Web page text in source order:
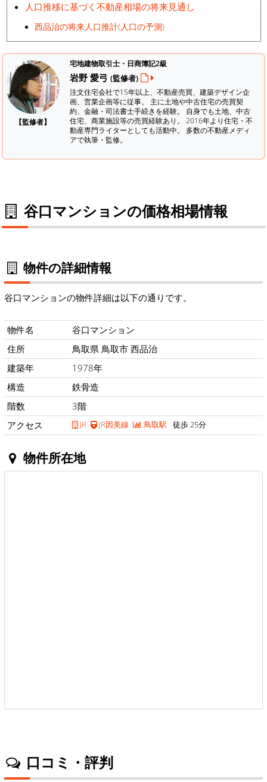
人口推移に基づく不動産相場の将来見通し
西品治の将来人口推計(人口の予測)
【監修者】
宅地建物取引士・日商簿記2級
岩野 愛弓 (監修者)
注文住宅会社で15年以上、不動産売買、建築デザイン企
画、営業企画等に従事。 主に土地や中古住宅の売買契
約、金融・司法書士手続きを経験。 自身でも土地、中古
住宅、商業施設等の売買経験あり。 2016年より住宅・不
動産専門ライターとしても活動中。 多数の不動産メディ
アで執筆・監修。
谷口マンションの価格相場情報
物件の詳細情報
谷口マンションの物件詳細は以下の通りです。
物件名
谷口マンション
住所
鳥取県 鳥取市 西品治
建築年
1978年
構造
鉄骨造
階数
3階
アクセス
JR JR因美線 鳥取駅 徒歩 25分
物件所在地
口コミ・評判